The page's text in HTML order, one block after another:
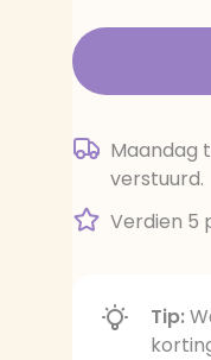
Maandag
verstuurd.
Verdien 5
Tip: